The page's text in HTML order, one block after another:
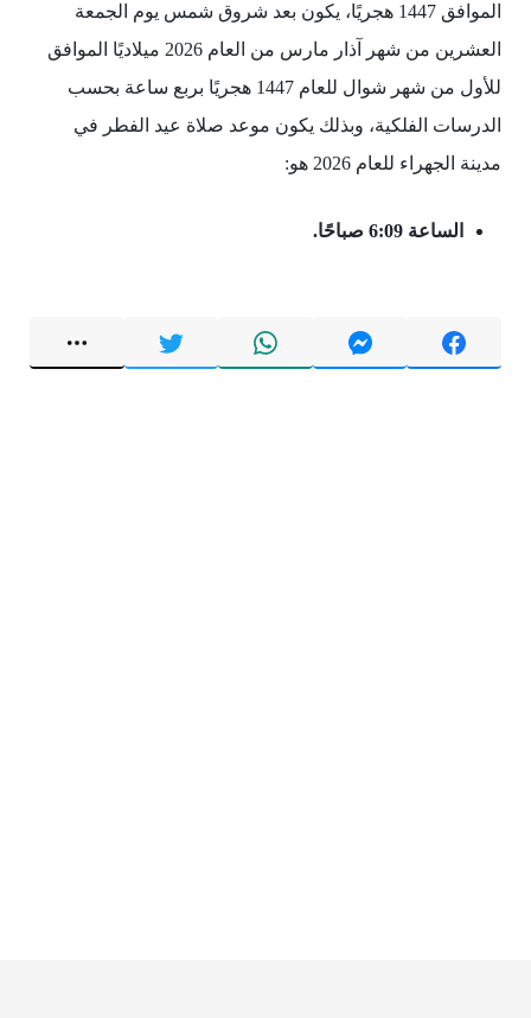
الموافق 1447 هجريًا، يكون بعد شروق شمس يوم الجمعة
العشرين من شهر آذار مارس من العام 2026 ميلاديًا الموافق
للأول من شهر شوال للعام 1447 هجريًا بربع ساعة بحسب
الدرسات الفلكية، وبذلك يكون موعد صلاة عيد الفطر في
مدينة الجهراء للعام 2026 هو:
الساعة 6:09 صباحًا.